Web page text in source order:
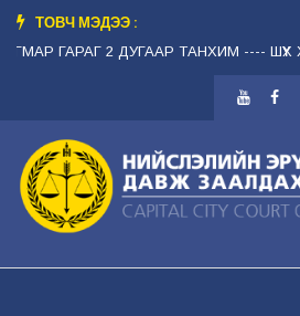
ТОВЧ МЭДЭЭ :
ГАРАГ 2 ДУГААР ТАНХИМ ---- ШҮҮХ